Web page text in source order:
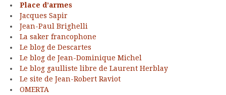
Place d’armes
Jacques Sapir
Jean-Paul Brighelli
La saker francophone
Le blog de Descartes
Le blog de Jean-Dominique Michel
Le blog gaulliste libre de Laurent Herblay
Le site de Jean-Robert Raviot
OMERTA